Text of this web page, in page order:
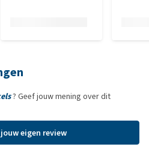
? Geef jouw mening over dit
eigen review